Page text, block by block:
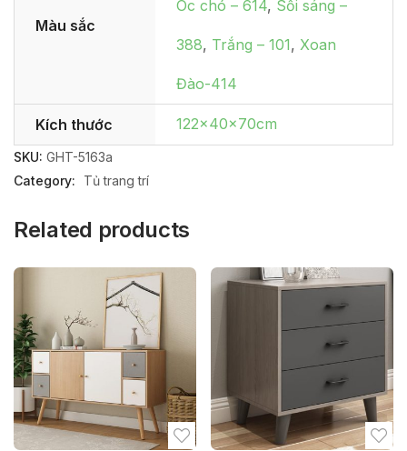
Màu sắc
Óc chó – 614, Sồi sáng –
388, Trắng – 101, Xoan
Đào-414
Kích thước 122x40x70cm
SKU: GHT-5163a
Category:
Tủ trang trí
Related products